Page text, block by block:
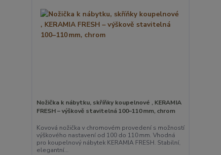
Nožička k nábytku, skříňky koupelnové , KERAMIA
FRESH – výškově stavitelná 100–110 mm, chrom
Kovová nožička v chromovém provedení s možností
výškového nastavení od 100 do 110 mm. Vhodná
pro koupelnový nábytek KERAMIA FRESH. Stabilní,
elegantní...